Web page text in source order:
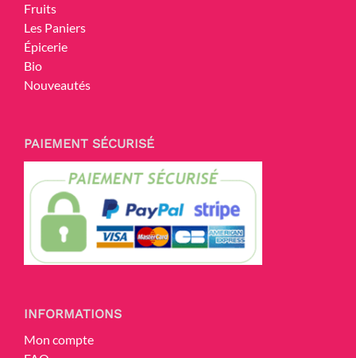
Fruits
Les Paniers
Épicerie
Bio
Nouveautés
PAIEMENT SÉCURISÉ
INFORMATIONS
Mon compte